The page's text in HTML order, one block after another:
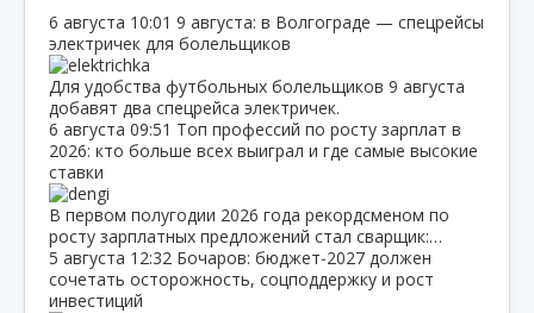
6 августа 10:01 9 августа: в Волгограде — спецрейсы
электричек для болельщиков
Для удобства футбольных болельщиков 9 августа
добавят два спецрейса электричек.
6 августа 09:51 Топ профессий по росту зарплат в
2026: кто больше всех выиграл и где самые высокие
ставки
В первом полугодии 2026 года рекордсменом по
росту зарплатных предложений стал сварщик:…
5 августа 12:32 Бочаров: бюджет‑2027 должен
сочетать осторожность, соцподдержку и рост
инвестиций